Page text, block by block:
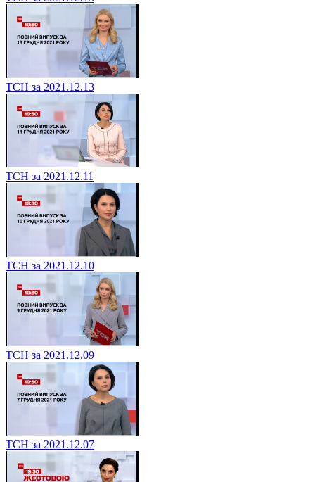
ТСН за 2021.12.13
ТСН за 2021.12.11
ТСН за 2021.12.10
ТСН за 2021.12.09
ТСН за 2021.12.07